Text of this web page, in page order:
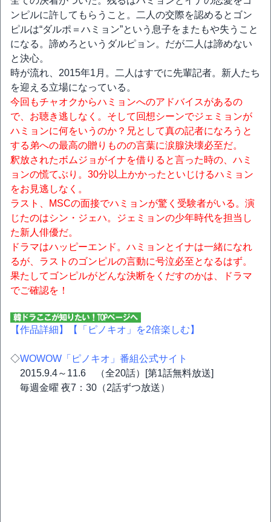
ンピルに許してもらうこと。二人の交際を認めるとゴン
ピルは“ダルポ＝ハミョン”という息子をまたもや失うこと
になる。諦めろというダルピョン。だが二人は諦めない
と決心。
時が流れ、2015年1月。二人はすでに先輩記者。新人たち
を迎える立場になっている。
今回もチャオクからハミョンへのアドバイスがあるの
で、お聴き逃しなく。そして回想シーンでジェミョンが
ハミョンに何をいうのか？兄として真の記者になろうと
する弟への最高の贈りものの言葉に涙腺決壊必至だ。
釈放されたボムジョがイナを借りると言った時の、ハミ
ョンの慌てぶり。30分以上かかったといじけるハミョン
をお見逃しなく。
ラスト、MSCの面接でハミョンが驚く受験者がいる。演
じたのはシン・ジェハ。ジェミョンの少年時代を担当し
た新人俳優だ。
ドラマはハッピーエンド。ハミョンとイナは一緒になれ
るが、ラストのゴンピルの言動に号泣必至となるはず。
果たしてゴンピルがどんな決断をくだすのかは、ドラマ
でご確認を！
【作品詳細】 【「ピノキオ」を2倍楽しむ】
◇WOWOW「ピノキオ」番組公式サイト
2015.9.4～11.6 （全20話）[第1話無料放送]
毎週金曜 夜7：30（2話ずつ放送）